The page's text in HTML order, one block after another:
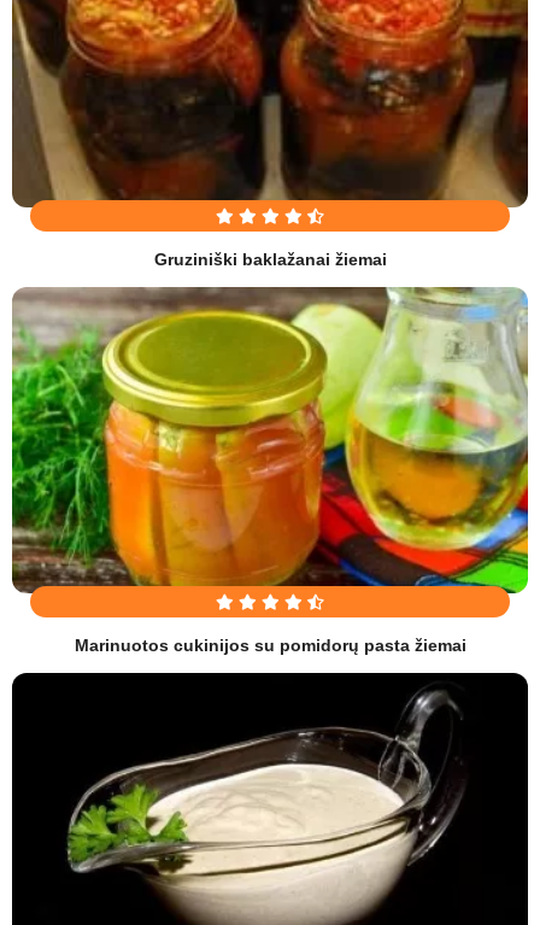
Gruziniški baklažanai žiemai
Marinuotos cukinijos su pomidorų pasta žiemai